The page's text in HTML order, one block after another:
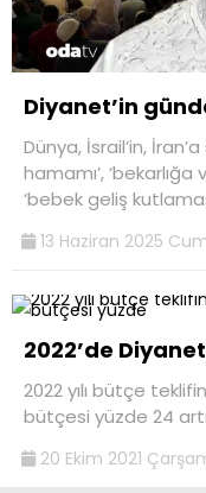
Diyanet’in
Dünya, İsrail’in, İran’a
hamamı’,
‘bebek geliş
13 Haziran 2025
2022’de
2022 yılı bütçe
bütçesi yüzde 24
20 Ekim 2021